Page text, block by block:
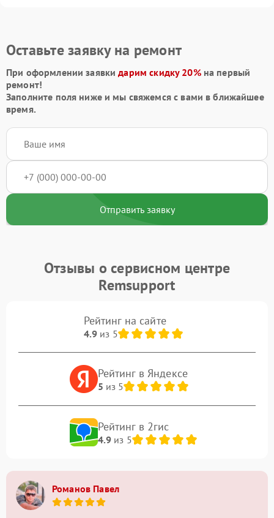
Оставьте заявку на ремонт
При оформлении заявкидарим скидку 20%на первый
ремонт!
Заполните поля ниже и мы свяжемся с вами в ближайшее
время.
Отправить заявку
Отзывы о сервисном центре
Remsupport
Рейтинг на сайте
4.9из 5
Рейтинг в Яндексе
5 из 5
Рейтинг в 2гис
4.9из 5
Романов Павел